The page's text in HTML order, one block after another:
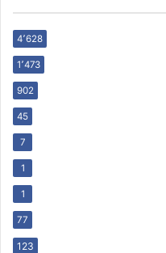
4٬628
1٬473
902
45
7
1
1
77
123